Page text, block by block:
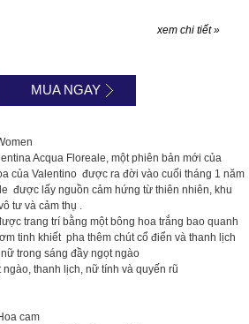
xem chi tiết »
MUA NGAY
Acqua Floreale, một phiên bản mới của
của Valentino được ra đời vào cuối tháng 1 năm
được lấy nguồn cảm hứng từ thiên nhiên, khu
tư và cảm thụ .
trang trí bằng một bông hoa trắng bao quanh
tinh khiết pha thêm chút cổ điển và thanh lịch
trong sáng đầy ngọt ngào
thanh lịch, nữ tính và quyến rũ
cam